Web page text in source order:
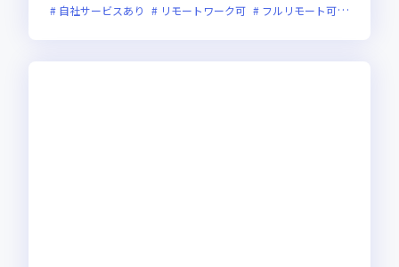
自社サービスあり
リモートワーク可 フルリモート可